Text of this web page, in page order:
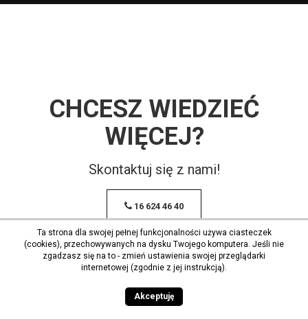
CHCESZ WIEDZIEĆ
WIĘCEJ?
Skontaktuj się z nami!
16 624 46 40
Ta strona dla swojej pełnej funkcjonalności używa ciasteczek
(cookies), przechowywanych na dysku Twojego komputera. Jeśli nie
zgadzasz się na to - zmień ustawienia swojej przeglądarki
internetowej (zgodnie z jej instrukcją).
Akceptuję